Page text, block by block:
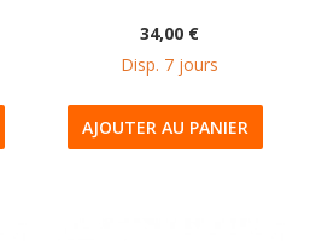
34,00 €
Disp. 7 jours
AJOUTER AU PANIER